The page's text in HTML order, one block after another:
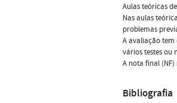
Aulas teóricas
Nas aulas
problemas
A avaliação tem
vários testes ou
A nota final (NF)
Bibliografia